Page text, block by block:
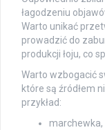
łagodzeniu
Warto unikać
prowadzić do
produkcji łoju, co
Warto wzbogacić
które są źródłem
przykład:
marchewka,